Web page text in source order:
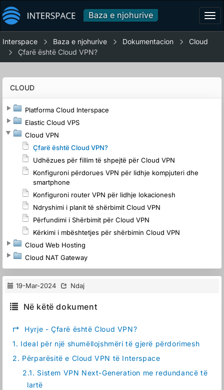
Baza e njohurive
Interspace Baza e njohurive Dokumentacion
Cloud
Çfarë është Cloud VPN?
CLOUD
Platforma Cloud Interspace
Elastic Cloud VPS
Cloud VPN
Çfarë është Cloud VPN?
Udhëzues për fillim të shpejtë për Cloud VPN
Konfiguroni përdorues VPN për lidhje kompjuteri dhe
smartphone
Konfiguroni router VPN për lidhje lokacionesh
Ndryshimi i planit të shërbimit Cloud VPN
Përfundimi i Shërbimit për Cloud VPN
Kërkimi i mbështetjes për shërbimin Cloud VPN
Cloud Web Hosting
Cloud NAT Gateway
19-Mar-2024 Ndaj
Në këtë dokument
↱
Hyrje - Çfarë është Cloud VPN?
1. Ideal për një shumëllojshmëri të gjerë përdorimesh
2. Përparësitë e Cloud VPN të Interspace
2.1. Sistem VPN Next-Generation me redundancë të
lartë